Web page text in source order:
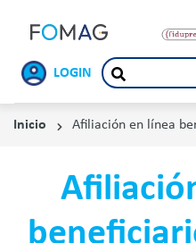
LOGIN
Inicio Afiliación en línea